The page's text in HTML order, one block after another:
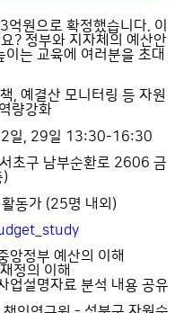
원으로 확정했습니다. 이
? 정부와 지자체의 예산안
는 교육에 여러분을 초대
, 예결산 모니터링 등 자원
량강화
일, 29일 13:30-16:30
초구 남부순환로 2606 금
)
동가 (25명 내외)
정부 예산의 이해
정의 이해
설명자료 분석 내용 공유